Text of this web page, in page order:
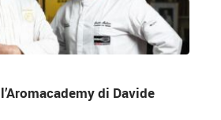
di Davide